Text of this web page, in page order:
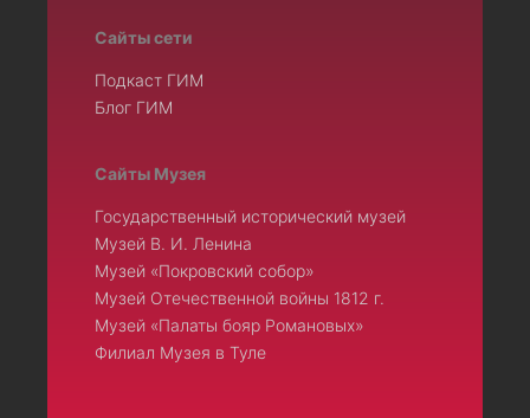
Сайты сети
Подкаст ГИМ
Блог ГИМ
Сайты Музея
Государственный исторический музей
Музей В. И. Ленина
Музей «Покровский собор»
Музей Отечественной войны 1812 г.
Музей «Палаты бояр Романовых»
Филиал Музея в Туле